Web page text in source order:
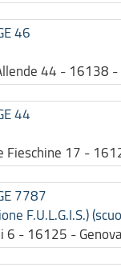
46
44 - 16138 -
44
Fieschine 17 -
7787
F.U.L.G.I.S.)
6 - 16125 -